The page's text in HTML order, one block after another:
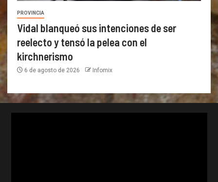
PROVINCIA
Vidal blanqueó sus intenciones de ser
reelecto y tensó la pelea con el
kirchnerismo
6 de agosto de 2026 Infomix